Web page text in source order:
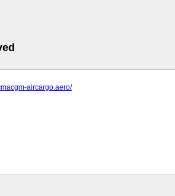
aircargo.aero/